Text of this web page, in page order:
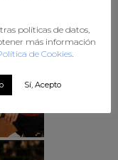
políticas de datos,
más información
de Cookies
Sí, Acepto